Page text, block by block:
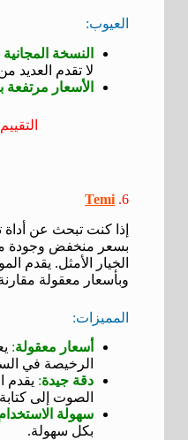
العيوب:
النسخة
لا تقدم العديد
الأسعار
6.
Temi
إذا كنت تبحث عن
بسعر منخفض وجودة
الخيار الأمثل. يقدم
وبأسعار معقولة
المميزات:
أسعار معقولة:
الرخيصة في
دقة جيدة: يقدم
الصوت إلى
سهولة
بكل سهولة.